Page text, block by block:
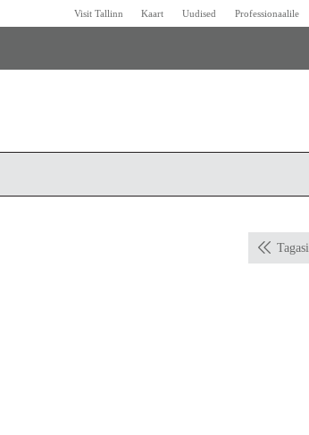
Visit Tallinn Kaart Uudised Professionaalile
Tagasi